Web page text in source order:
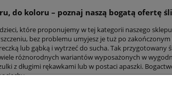
do koloru – poznaj naszą bogatą ofertę
które proponujemy w tej kategorii naszego
bez problemu umyjesz je tuż po
lub gąbką i wytrzeć do sucha. Tak
różnorodnych wariantów wyposażonych w
z długimi rękawkami lub w postaci apaszki.